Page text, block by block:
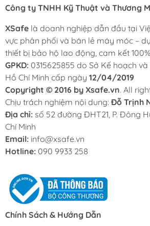
Công ty TNHH Kỹ Thuật và Thương
XSafe là doanh nghiệp dẫn đầu tại
vực phân phối và bán lẻ máy móc –
thiết bị bảo hộ lao động, cam kết
GPKD: 0315625855 do Sở Kế hoạch
Hồ Chí Minh cấp ngày 12/04/2019
Copyright © 2016 by Xsafe.vn. All
Chịu trách nghiệm nội dung: Đỗ Trịnh
Địa chỉ: số 52 đường ĐHT21, P. Đông
Chí Minh
Email: info@xsafe.vn
Hotline: 090 9933 258
Chính Sách & Hướng Dẫn